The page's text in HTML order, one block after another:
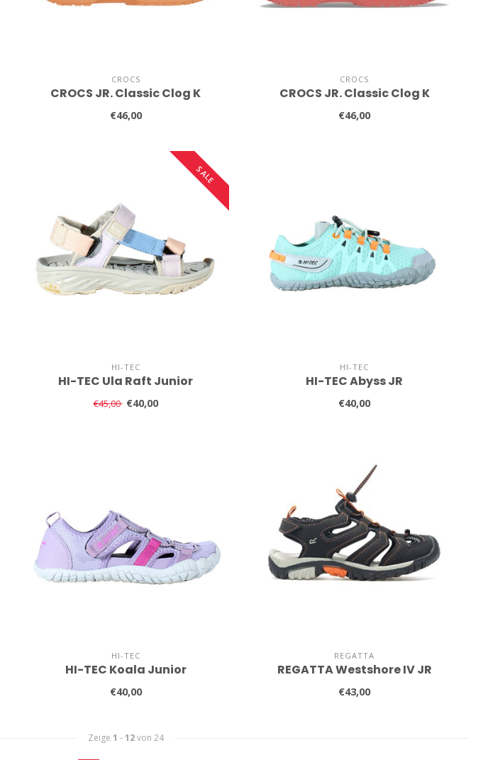
CROCS
CROCS JR. Classic Clog K
€46,00
CROCS
CROCS JR. Classic Clog K
€46,00
SALE
HI-TEC
HI-TEC Ula Raft Junior
€45,00 €40,00
HI-TEC
HI-TEC Abyss JR
€40,00
HI-TEC
HI-TEC Koala Junior
€40,00
REGATTA
REGATTA Westshore IV JR
€43,00
Zeige 1 - 12von 24